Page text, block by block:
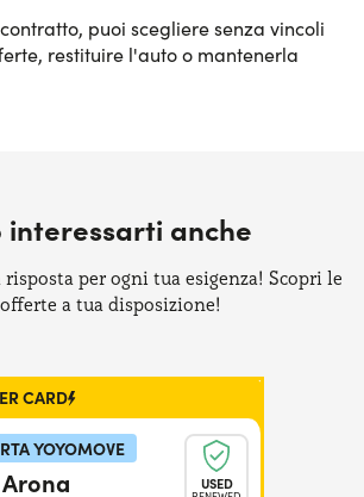
puoi scegliere senza vincoli
restituire l'auto o mantenerla
anche
per ogni tua esigenza! Scopri le
a tua disposizione!
CARD
YOYOMOVE
USED